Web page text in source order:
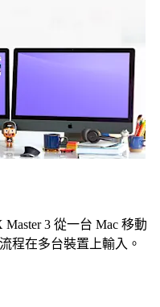
3 從一台 Mac 移動
程在多台裝置上輸入。